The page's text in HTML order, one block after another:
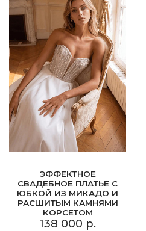
ЭФФЕКТНОЕ
СВАДЕБНОЕ ПЛАТЬЕ С
ЮБКОЙ ИЗ МИКАДО И
РАСШИТЫМ КАМНЯМИ
КОРСЕТОМ
138 000 р.